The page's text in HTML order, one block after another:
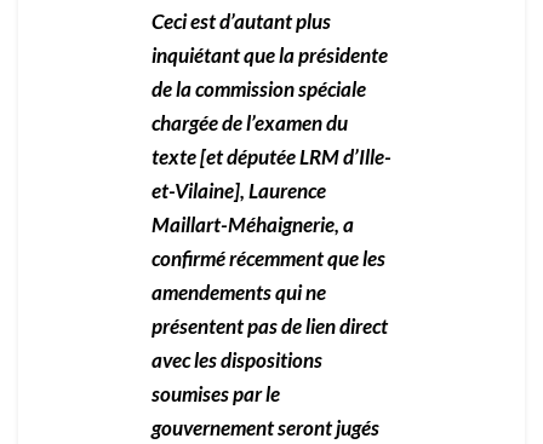
Ceci est d’autant plus
inquiétant que la présidente
de la commission spéciale
chargée de l’examen du
texte [et députée LRM d’Ille-
et-Vilaine], Laurence
Maillart-Méhaignerie, a
confirmé récemment que les
amendements qui ne
présentent pas de lien direct
avec les dispositions
soumises par le
gouvernement seront jugés